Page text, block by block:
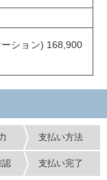
ション) 168,900
支払い方法
認 支払い完了